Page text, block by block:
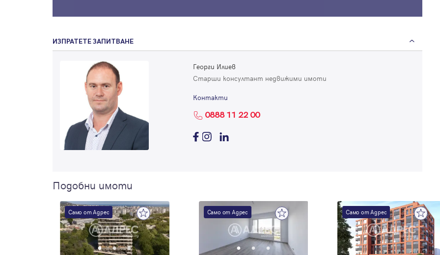
ИЗПРАТЕТЕ ЗАПИТВАНЕ
Георги Илиев
Старши консултант недвижими имоти
Контакти
0888 11 22 00
Подобни имоти
Само от Адрес Само от Адрес Само от Адрес
Благодарим ви! Проверете имейл адрес си, за да активирате
регистрацията.
Благодарим ви! Очаквайте скоро да се свържем с вас!
Вход
Влезте с профила си, за да разгледате повече снимки и да получите
Имейл Парола